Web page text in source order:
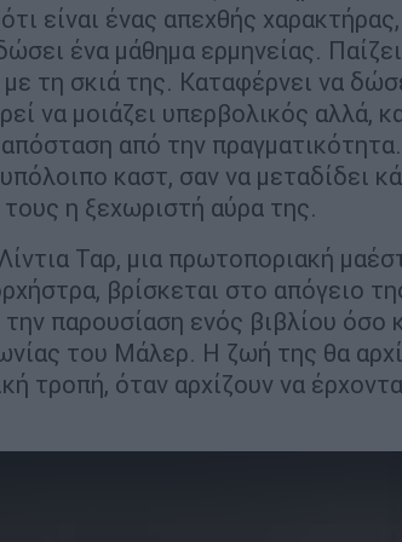
είναι ένας απεχθής
ένα μάθημα ερμηνείας.
τη σκιά της. Καταφέρνει να
να μοιάζει υπερβολικός αλλά,
από την
καστ, σαν να μεταδίδει
η ξεχωριστή αύρα της.
Ταρ, μια πρωτοποριακή
βρίσκεται στο απόγειο
παρουσίαση ενός βιβλίου όσο
του Μάλερ. Η ζωή της θα
τροπή, όταν αρχίζουν να